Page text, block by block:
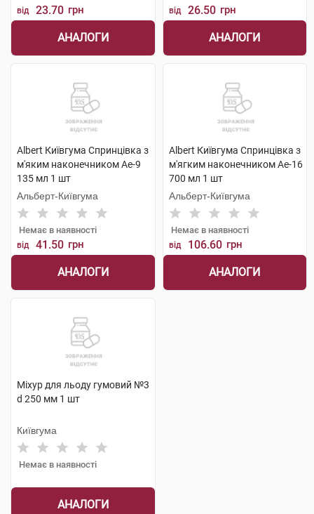
від 23.70 грн
АНАЛОГИ
від 26.50 грн
АНАЛОГИ
Albert Київгума Спринцівка з
м'яким наконечником Ае-9
135 мл 1 шт
Альберт-Київгума
Немає в наявності
від 41.50 грн
АНАЛОГИ
Albert Київгума Спринцівка з
м'ягким наконечником Ае-16
700 мл 1 шт
Альберт-Київгума
Немає в наявності
від 106.60 грн
АНАЛОГИ
Міхур для льоду гумовий №3
d 250 мм 1 шт
Київгума
Немає в наявності
АНАЛОГИ